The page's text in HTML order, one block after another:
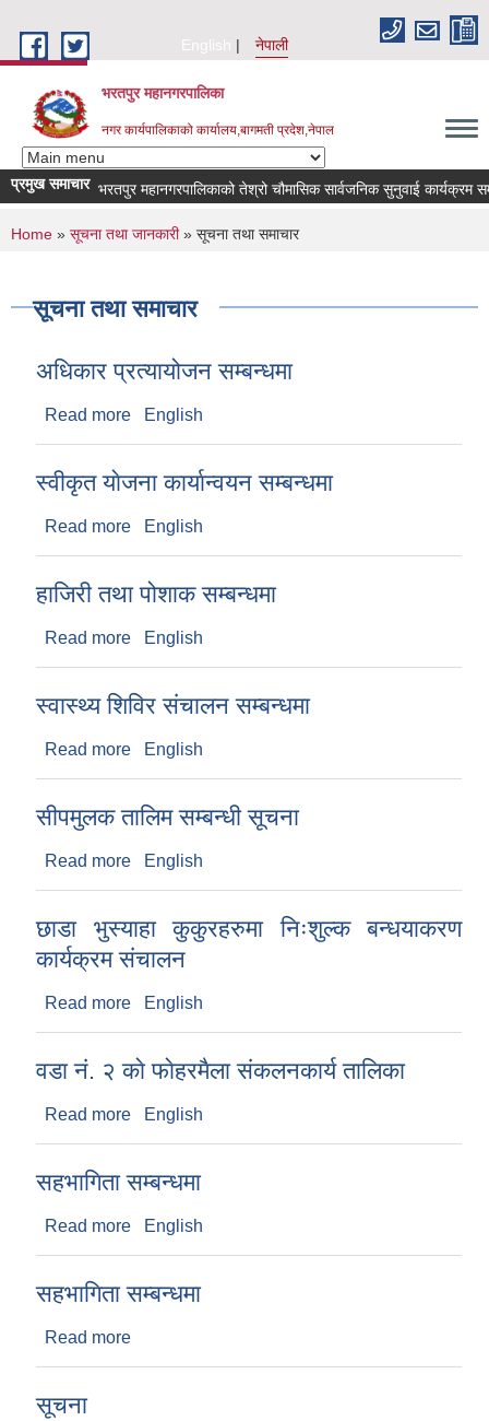
English
नेपाली
भरतपुर महानगरपालिका
नगर कार्यपालिकाको कार्यालय,बागमती प्रदेश,नेपाल
प्रमुख समाचारभरतपुर महानगरपालिकाको तेश्रो चौमासिक सार्वजनिक सुनुवाई कार्यक्रम सम्बन्धी
You are here
Home » सूचना तथा जानकारी» सूचना तथा समाचार
सूचना तथा समाचार
अधिकार प्रत्यायोजन सम्बन्धमा
Read more about अधिकार प्रत्यायोजन सम्बन्धमा
English
स्वीकृत याेजना कार्यान्वयन सम्बन्धमा
Read more about स्वीकृत याेजना कार्यान्वयन सम्बन्धमा
English
हाजिरी तथा पोशाक सम्बन्धमा
Read more about हाजिरी तथा पोशाक सम्बन्धमा
English
स्वास्थ्य शिविर संचालन सम्बन्धमा
Read more about स्वास्थ्य शिविर संचालन सम्बन्धमा
English
सीपमुलक तालिम सम्बन्धी सूचना
Read more about सीपमुलक तालिम सम्बन्धी सूचना
English
छाडा भुस्याहा कुकुरहरुमा निःशुल्क बन्धयाकरण
कार्यक्रम स‌ंचालन
Read more about छाडा भुस्याहा कुकुरहरुमा निःशुल्क बन्धयाकरण
English
वडा नं. २ काे फाेहरमैला संकलनकार्य तालिका
Read more about वडा नं. २ काे फाेहरमैला संकलनकार्य तालिका
English
सहभागिता सम्बन्धमा
Read more about सहभागिता सम्बन्धमा
English
सहभागिता सम्बन्धमा
Read more
सूचना